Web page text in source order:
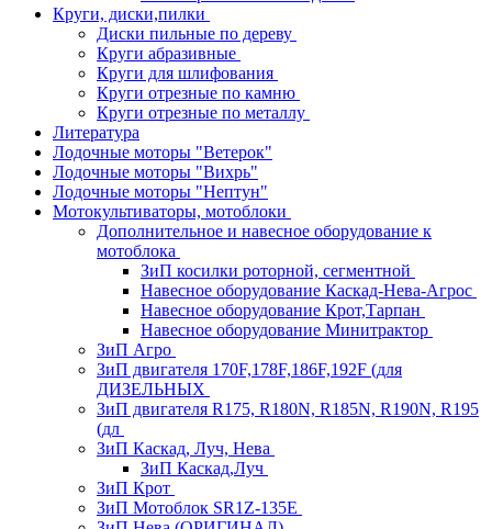
Круги, диски,пилки
Диски пильные по дереву
Круги абразивные
Круги для шлифования
Круги отрезные по камню
Круги отрезные по металлу
Литература
Лодочные моторы "Ветерок"
Лодочные моторы "Вихрь"
Лодочные моторы "Нептун"
Мотокультиваторы, мотоблоки
Дополнительное и навесное оборудование к
мотоблока
ЗиП косилки роторной, сегментной
Навесное оборудование Каскад-Нева-Агрос
Навесное оборудование Крот,Тарпан
Навесное оборудование Минитрактор
ЗиП Агро
ЗиП двигателя 170F,178F,186F,192F (для
ДИЗЕЛЬНЫХ
ЗиП двигателя R175, R180N, R185N, R190N, R195
(дл
ЗиП Каскад, Луч, Нева
ЗиП Каскад,Луч
ЗиП Крот
ЗиП Мотоблок SR1Z-135E